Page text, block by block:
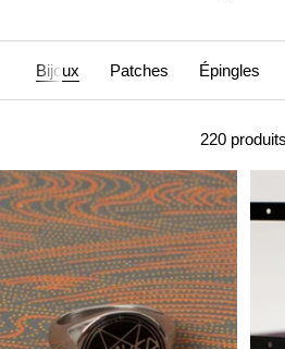
Bijoux Patches Épingles
220 produits